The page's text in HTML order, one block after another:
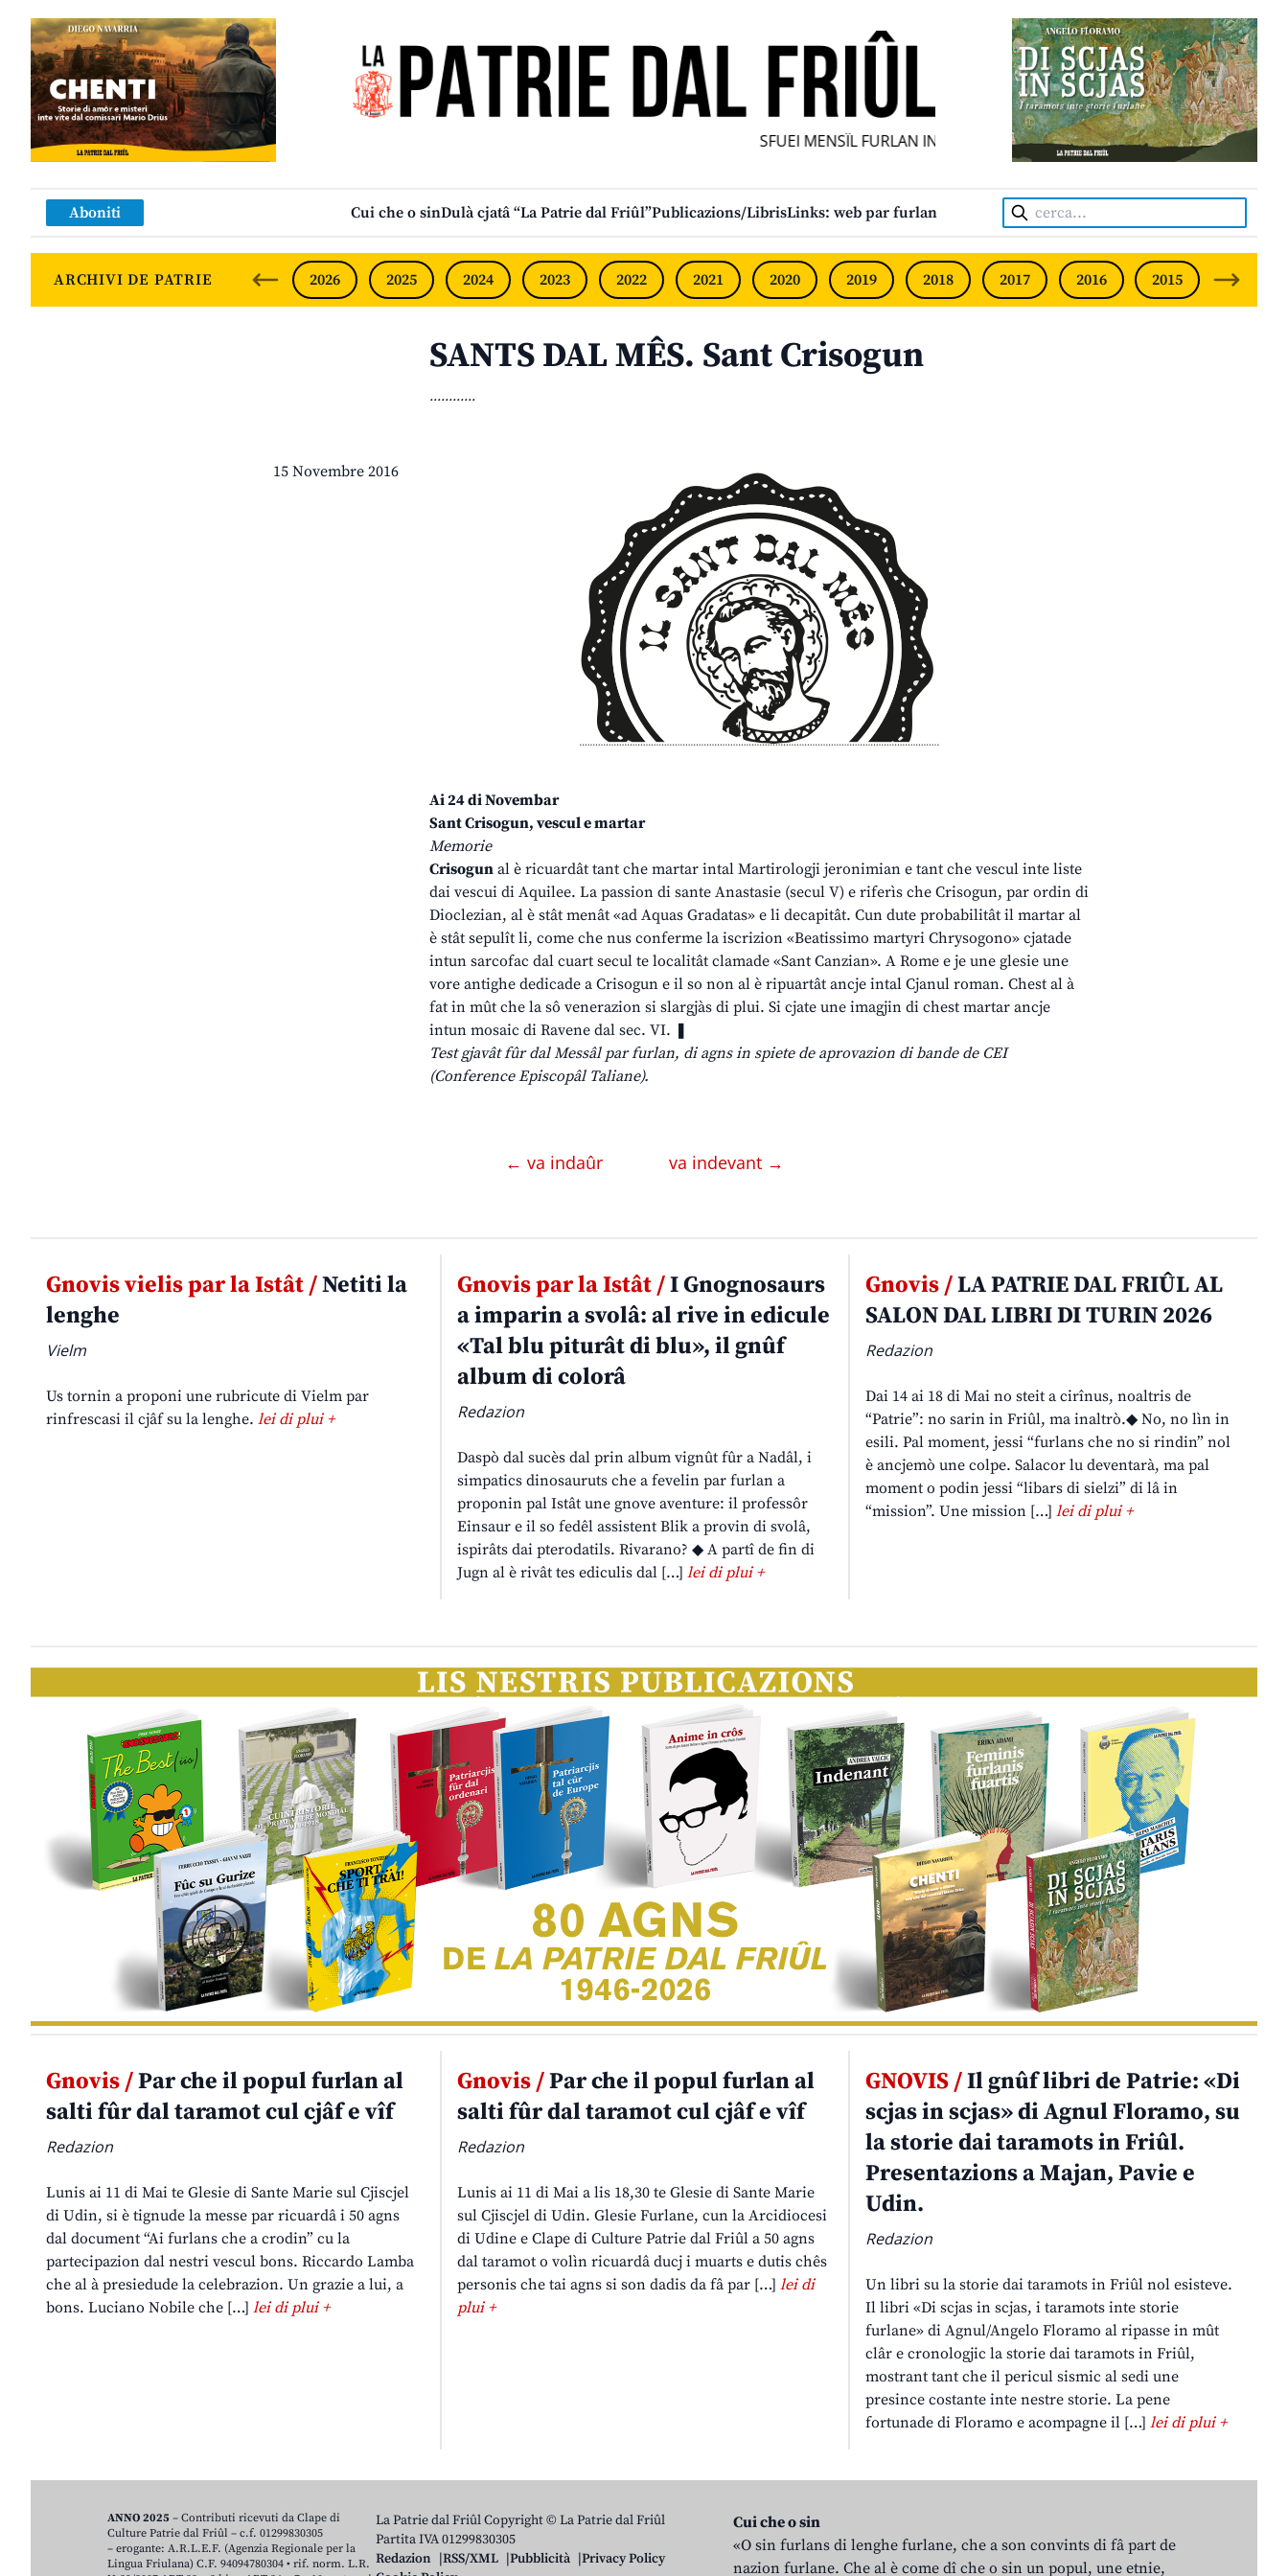
SFUEI MENSÎL FURLAN INDIPENDENT • INDEPENDENT FRIULIAN MONTHLY
Aboniti Cui che o sinDulà cjatâ “La Patrie dal Friûl”Publicazions/LibrisLinks: web par furlan Cerca:
ARCHIVI DE PATRIE 2026 2025 2024 2023 2022 2021 2020 2019 2018 2017 2016 2015 2014
SANTS DAL MÊS. Sant Crisogun
............
15 Novembre 2016
Ai 24 di Novembar
Sant Crisogun, vescul e martar
Memorie
Crisogun al è ricuardât tant che martar intal Martirologji jeronimian e tant che vescul inte liste
dai vescui di Aquilee. La passion di sante Anastasie (secul V) e riferìs che Crisogun, par ordin di
Dioclezian, al è stât menât «ad Aquas Gradatas» e li decapitât. Cun dute probabilitât il martar al
è stât sepulît li, come che nus conferme la iscrizion «Beatissimo martyri Chrysogono» cjatade
intun sarcofac dal cuart secul te localitât clamade «Sant Canzian». A Rome e je une glesie une
vore antighe dedicade a Crisogun e il so non al è ripuartât ancje intal Cjanul roman. Chest al à
fat in mût che la sô venerazion si slargjàs di plui. Si cjate une imagjin di chest martar ancje
intun mosaic di Ravene dal sec. VI. ❚
Test gjavât fûr dal Messâl par furlan, di agns in spiete de aprovazion di bande de CEI
(Conference Episcopâl Taliane).
← va indaûr va indevant →
Gnovis vielis par la Istât /Netiti la
lenghe
Vielm
Us tornin a proponi une rubricute di Vielm par
rinfrescasi il cjâf su la lenghe. lei di plui +
Gnovis par la Istât /I Gnognosaurs
a imparin a svolâ: al rive in edicule
«Tal blu piturât di blu», il gnûf
album di colorâ
Redazion
Daspò dal sucès dal prin album vignût fûr a Nadâl, i
simpatics dinosauruts che a fevelin par furlan a
proponin pal Istât une gnove aventure: il professôr
Einsaur e il so fedêl assistent Blik a provin di svolâ,
ispirâts dai pterodatils. Rivarano? ◆ A partî de fin di
Jugn al è rivât tes ediculis dal […] lei di plui +
Gnovis /LA PATRIE DAL FRIÛL AL
SALON DAL LIBRI DI TURIN 2026
Redazion
Dai 14 ai 18 di Mai no steit a cirînus, noaltris de
“Patrie”: no sarin in Friûl, ma inaltrò.◆ No, no lìn in
esili. Pal moment, jessi “furlans che no si rindin” nol
è ancjemò une colpe. Salacor lu deventarà, ma pal
moment o podin jessi “libars di sielzi” di lâ in
“mission”. Une mission […]lei di plui +
Gnovis /Par che il popul furlan al
salti fûr dal taramot cul cjâf e vîf
Redazion
Lunis ai 11 di Mai te Glesie di Sante Marie sul Cjiscjel
di Udin, si è tignude la messe par ricuardâ i 50 agns
dal document “Ai furlans che a crodin” cu la
partecipazion dal nestri vescul bons. Riccardo Lamba
che al à presiedude la celebrazion. Un grazie a lui, a
bons. Luciano Nobile che […] lei di plui +
Gnovis /Par che il popul furlan al
salti fûr dal taramot cul cjâf e vîf
Redazion
Lunis ai 11 di Mai a lis 18,30 te Glesie di Sante Marie
sul Cjiscjel di Udin. Glesie Furlane, cun la Arcidiocesi
di Udine e Clape di Culture Patrie dal Friûl a 50 agns
dal taramot o volìn ricuardâ ducj i muarts e dutis chês
personis che tai agns si son dadis da fâ par […] lei di
plui +
GNOVIS /Il gnûf libri de Patrie: «Di
scjas in scjas» di Agnul Floramo, su
la storie dai taramots in Friûl.
Presentazions a Majan, Pavie e
Udin.
Redazion
Un libri su la storie dai taramots in Friûl nol esisteve.
Il libri «Di scjas in scjas, i taramots inte storie
furlane» di Agnul/Angelo Floramo al ripasse in mût
clâr e cronologjic la storie dai taramots in Friûl,
mostrant tant che il pericul sismic al sedi une
presince costante inte nestre storie. La pene
fortunade di Floramo e acompagne il […]lei di plui +
La Patrie dal Friûl Copyright © La Patrie dal Friûl
Partita IVA 01299830305
Redazion
RSS/XML Pubblicità
Privacy Policy
Cui che o sin
«O sin furlans di lenghe furlane, che a son convints di fâ part de
nazion furlane. Che al è come dî che o sin un popul, une etnie,
ANNO 2025 – Contributi ricevuti da Clape di
Culture Patrie dal Friûl – c.f. 01299830305
– erogante: A.R.L.E.F. (Agenzia Regionale per la
Lingua Friulana) C.F. 94094780304 • rif. norm. L.R.